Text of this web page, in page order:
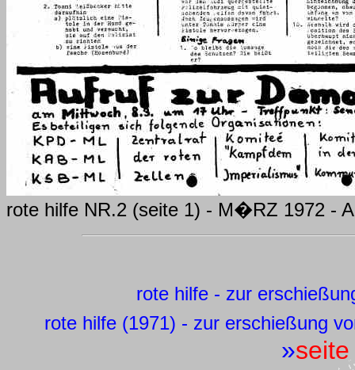
rote hilfe NR.2 (seite 1) - M�RZ 1972 -
rote hilfe - zur
rote hilfe (1971) - zur erschießung
»seite